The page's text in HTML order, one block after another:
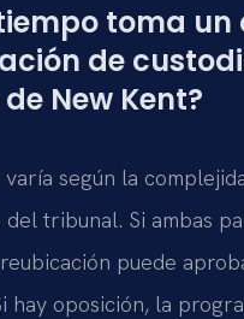
toma un
de
New Kent?
según la
tribunal. Si ambas
puede
hay oposición, la